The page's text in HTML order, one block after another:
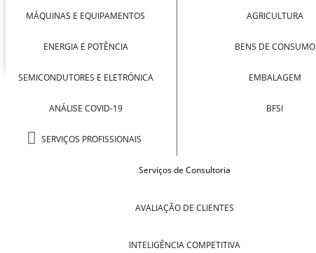
MÁQUINAS E EQUIPAMENTOS
ENERGIA E POTÊNCIA
SEMICONDUTORES E ELETRÓNICA
ANÁLISE COVID-19
SERVIÇOS PROFISSIONAIS
AGRICULTURA
BENS DE CONSUMO
EMBALAGEM
BFSI
Serviços de Consultoria
AVALIAÇÃO DE CLIENTES
INTELIGÊNCIA COMPETITIVA